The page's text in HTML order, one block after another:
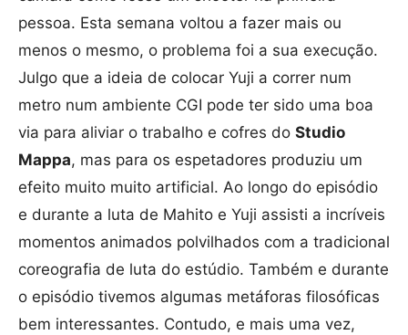
pessoa. Esta semana voltou a fazer mais ou
menos o mesmo, o problema foi a sua execução.
Julgo que a ideia de colocar Yuji a correr num
metro num ambiente CGI pode ter sido uma boa
via para aliviar o trabalho e cofres do Studio
Mappa, mas para os espetadores produziu um
efeito muito muito artificial. Ao longo do episódio
e durante a luta de Mahito e Yuji assisti a incríveis
momentos animados polvilhados com a tradicional
coreografia de luta do estúdio. Também e durante
o episódio tivemos algumas metáforas filosóficas
bem interessantes. Contudo, e mais uma vez,